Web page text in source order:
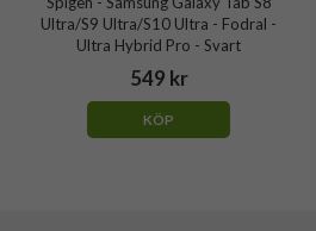
Ultra/S9 Ultra/S10 Ultra - Fodral -
Ultra Hybrid Pro - Svart
549 kr
KÖP